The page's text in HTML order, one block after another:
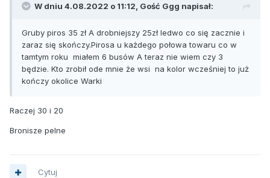
W dniu 4.08.2022 o 11:12, Gość Ggg napisał:
Gruby piros 35 zł A drobniejszy 25zł ledwo co się zacznie i
zaraz się skończy.Pirosa u każdego połowa towaru co w
tamtym roku miałem 6 busów A teraz nie wiem czy 3
będzie. Kto zrobił ode mnie że wsi na kolor wcześniej to już
kończy okolice Warki
Raczej 30 i 20
Bronisze pelne
Cytuj